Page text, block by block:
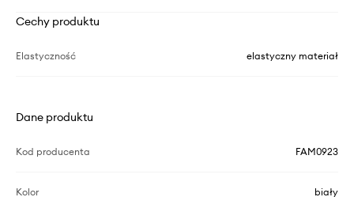
Cechy produktu
Elastyczność elastyczny materiał
Dane produktu
Kod producenta FAM0923
Kolor biały